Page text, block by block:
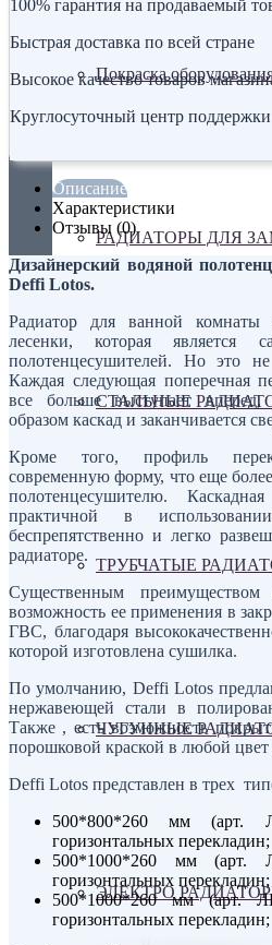
Покраска
РАДИАТОРЫ ДЛЯ
СТАЛЬНЫЕ
ТРУБЧАТЫЕ
ЧУГУННЫЕ
ЭЛЕКТРО
100% гарантия на продаваемый
Быстрая доставка по всей стране
Высокое качество товаров
Круглосуточный центр поддержки
Описание
Характеристики
Отзывы (0)
Дизайнерский водяной
Deffi Lotos.
Радиатор для ванной
лесенки, которая является
полотенцесушителей. Но это
Каждая следующая поперечная
все больше выступает вперед,
образом каскад и заканчивается
Кроме того, профиль
современную форму, что еще
полотенцесушителю.
практичной в
беспрепятственно и легко
радиаторе.
Существенным преимуществом
возможность ее применения в
ГВС, благодаря
которой изготовлена сушилка.
По умолчанию, Deffi Lotos
нержавеющей стали в
Также , есть возможность
порошковой краской в любой
Deffi Lotos представлен в трех
500*800*260 мм (арт.
горизонтальных перекладин;
500*1000*260 мм (арт.
горизонтальных перекладин;
500*1000*260 мм (арт.
горизонтальных перекладин;